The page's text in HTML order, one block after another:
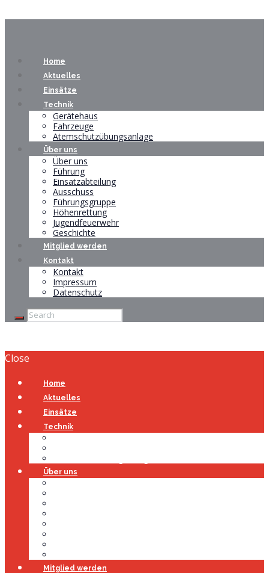
Home
Aktuelles
Einsätze
Technik
Gerätehaus
Fahrzeuge
Atemschutzübungsanlage
Über uns
Über uns
Führung
Einsatzabteilung
Ausschuss
Führungsgruppe
Höhenrettung
Jugendfeuerwehr
Geschichte
Mitglied werden
Kontakt
Kontakt
Impressum
Datenschutz
Close
Home
Aktuelles
Einsätze
Technik
Über uns
Mitglied werden